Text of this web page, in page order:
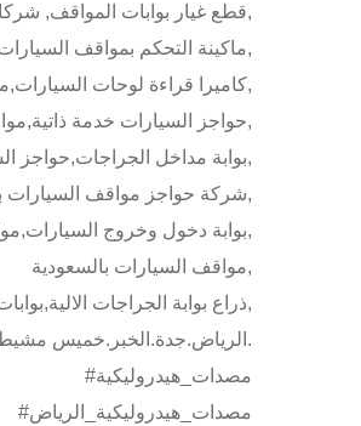
قطع غيار بوابات المواقف, شركات بيع وصيانة المواقف الذكية للسيارات,بوابات اتوماتيكية للمواقف بالدفع,
ماكينة التحكم بمواقف السيارات بالتذكرة,ريموت التحكم بحواجز السيارات,نظام مواقف السيارات بالدفع/التذكرة,
كاميرا قراءة لوحات السيارات,مواقف ذكية للسيارات,
حواجز السيارات خدمة ذاتية,مواقف سيارات خدمه ذاتية,
بوابة مداخل الجراجات,حواجز السيارات الاتوماتيكية, حواجز مواقف السيارات للبيع,
شركة حواجز مواقف السيارات بالرياض,
بوابة دخول وخروج السيارات,مواقف السيارات الاتوماتيكي, مواقف السيارات الذكية,
مواقف السيارات بالسعودية,
ذراع بوابة الجراجات الالية,بوابات مواقف ذكية,حواجز اتوماتيكية,دبابيس مدمرات الكفرات,
الرياض.جدة.الخبر.خميس مشيط.مكه.المدينه.الخرج.ابها.القصيم.
#مصدات_هيدروليكية
#مصدات_هيدروليكية_الرياض